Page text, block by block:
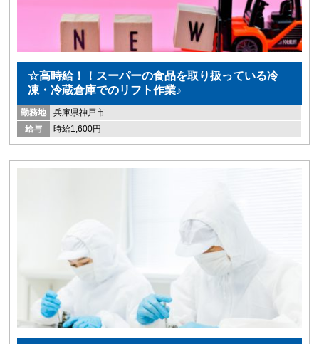
☆高時給！！スーパーの食品を取り扱っている冷
凍・冷蔵倉庫でのリフト作業♪
勤務地
兵庫県神戸市
給与
時給1,600円